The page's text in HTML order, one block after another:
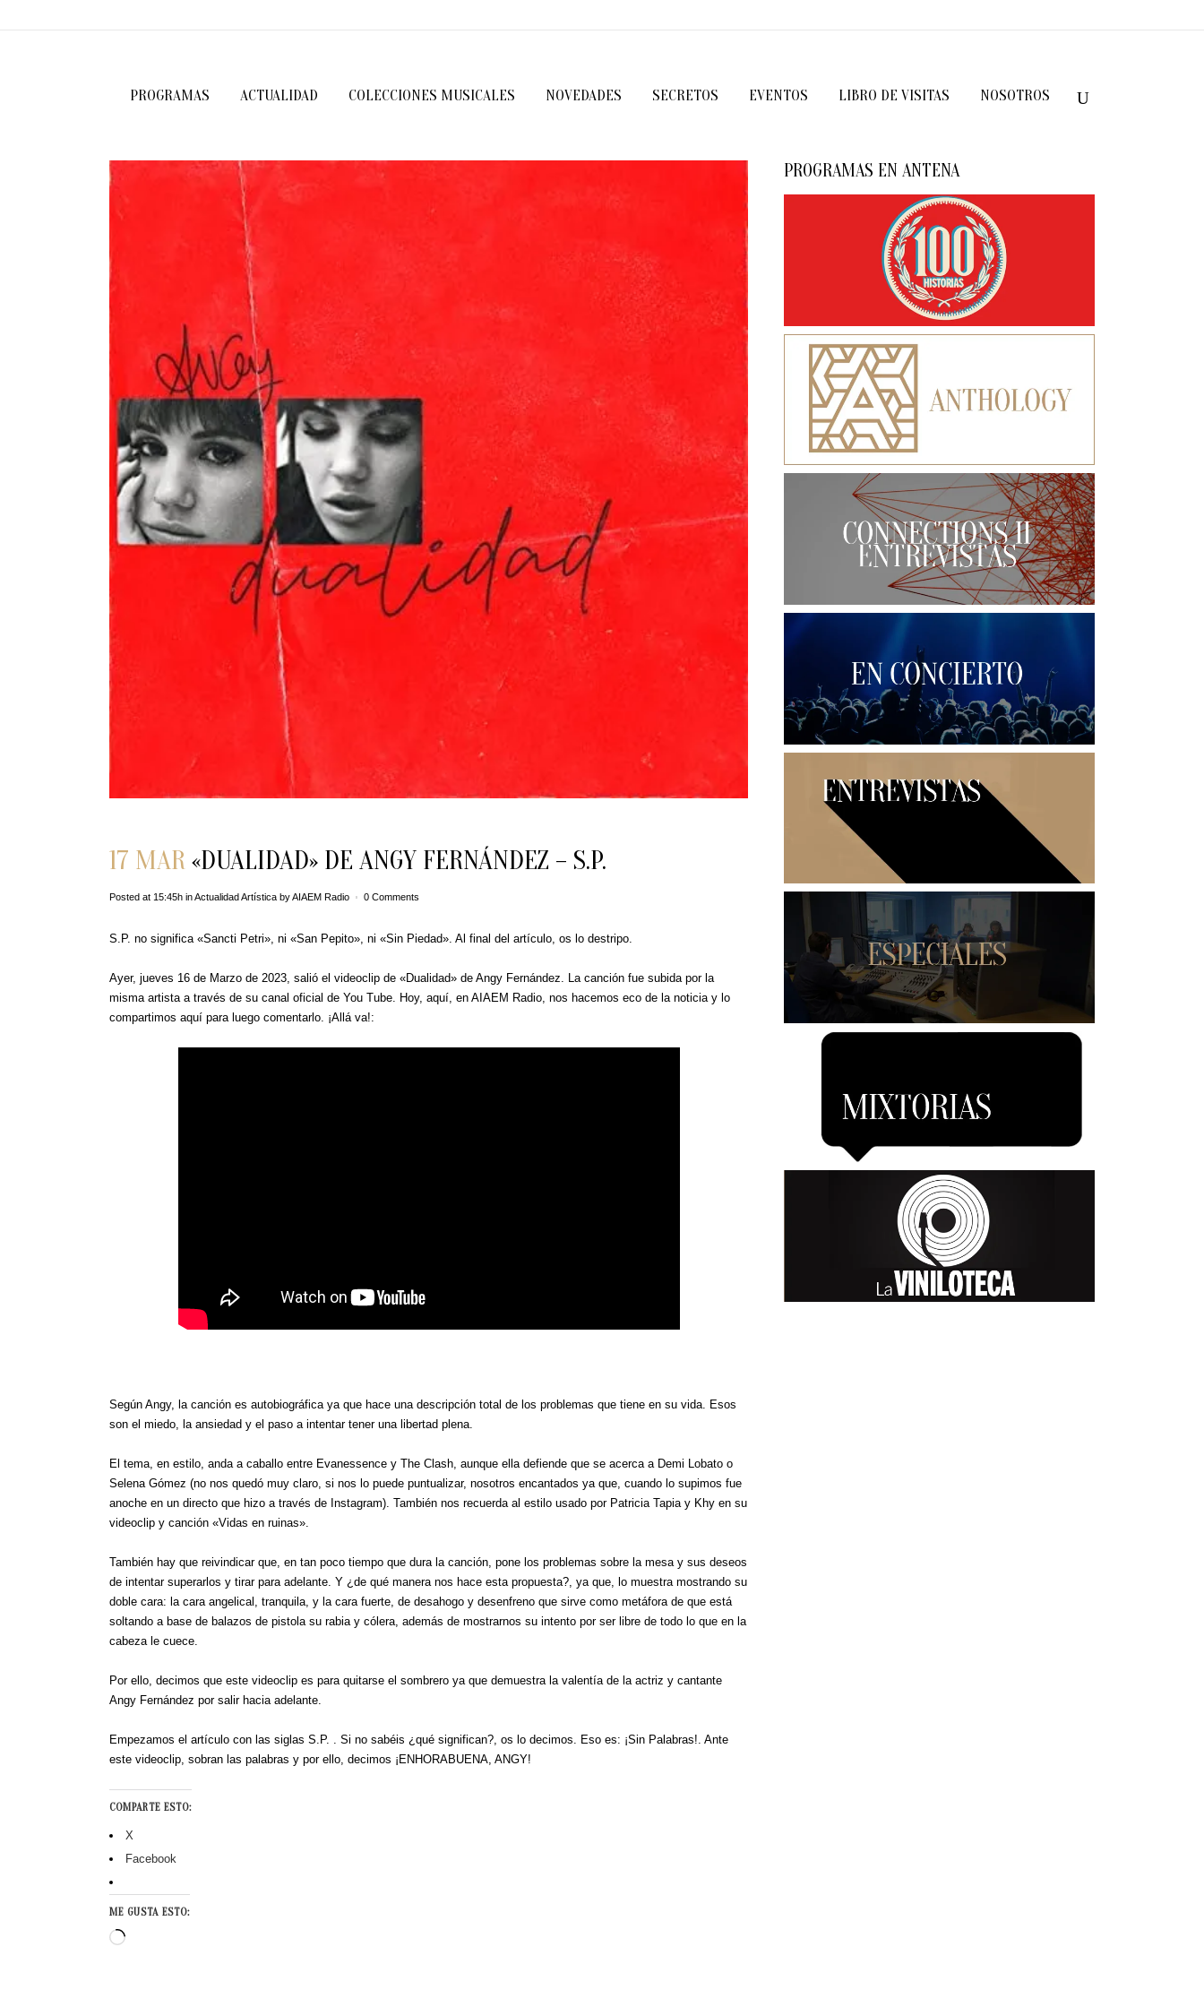
PROGRAMAS ACTUALIDAD COLECCIONES MUSICALES NOVEDADES SECRETOS EVENTOS LIBRO DE VISITAS NOSOTROS
17 MAR «DUALIDAD» DE ANGY FERNÁNDEZ – S.P.
Posted at 15:45h inActualidad Artística byAIAEM Radio 0 Comments
S.P. no significa «Sancti Petri», ni «San Pepito», ni «Sin Piedad». Al final del artículo, os lo destripo.
Ayer, jueves 16 de Marzo de 2023, salió el videoclip de «Dualidad» de Angy Fernández. La canción fue subida por la
misma artista a través de su canal oficial de You Tube. Hoy, aquí, en AIAEM Radio, nos hacemos eco de la noticia y lo
compartimos aquí para luego comentarlo. ¡Allá va!:
Según Angy, la canción es autobiográfica ya que hace una descripción total de los problemas que tiene en su vida. Esos
son el miedo, la ansiedad y el paso a intentar tener una libertad plena.
El tema, en estilo, anda a caballo entre Evanessence y The Clash, aunque ella defiende que se acerca a Demi Lobato o
Selena Gómez (no nos quedó muy claro, si nos lo puede puntualizar, nosotros encantados ya que, cuando lo supimos fue
anoche en un directo que hizo a través de Instagram). También nos recuerda al estilo usado por Patricia Tapia y Khy en su
videoclip y canción «Vidas en ruinas».
También hay que reivindicar que, en tan poco tiempo que dura la canción, pone los problemas sobre la mesa y sus deseos
de intentar superarlos y tirar para adelante. Y ¿de qué manera nos hace esta propuesta?, ya que, lo muestra mostrando su
doble cara: la cara angelical, tranquila, y la cara fuerte, de desahogo y desenfreno que sirve como metáfora de que está
soltando a base de balazos de pistola su rabia y cólera, además de mostrarnos su intento por ser libre de todo lo que en la
cabeza le cuece.
Por ello, decimos que este videoclip es para quitarse el sombrero ya que demuestra la valentía de la actriz y cantante
Angy Fernández por salir hacia adelante.
Empezamos el artículo con las siglas S.P. . Si no sabéis ¿qué significan?, os lo decimos. Eso es: ¡Sin Palabras!. Ante
este videoclip, sobran las palabras y por ello, decimos ¡ENHORABUENA, ANGY!
COMPARTE ESTO:
X
Facebook
ME GUSTA ESTO:
Cargando...
PROGRAMAS EN ANTENA